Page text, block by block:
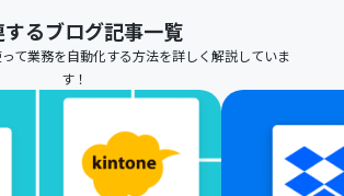
するブログ記事一覧
て業務を自動化する方法を詳しく解説していま
す！